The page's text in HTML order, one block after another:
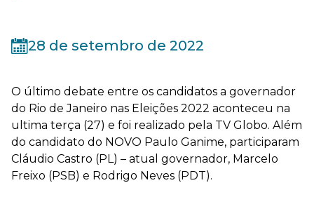
28 de setembro de 2022
O último debate entre os candidatos a governador
do Rio de Janeiro nas Eleições 2022 aconteceu na
ultima terça (27) e foi realizado pela TV Globo. Além
do candidato do NOVO Paulo Ganime, participaram
Cláudio Castro (PL) – atual governador, Marcelo
Freixo (PSB) e Rodrigo Neves (PDT).